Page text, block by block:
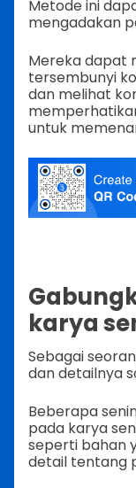
Metode ini
mengadakan
Mereka dapat
tersembunyi
dan melihat
untuk
karya
Sebagai
dan detailnya
Beberapa
pada karya
seperti bahan
detail tentang